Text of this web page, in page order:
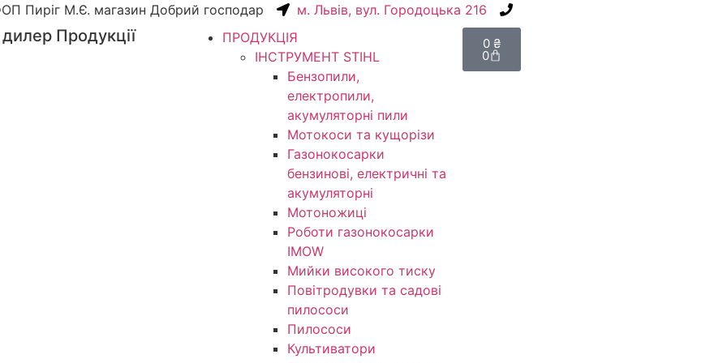
Пиріг М.Є. магазин Добрий господар м. Львів, вул. Городоцька 216
Продукції
ПРОДУКЦІЯ
ІНСТРУМЕНТ STIHL
Бензопили,
електропили,
акумуляторні пили
Мотокоси та кущорізи
Газонокосарки
бензинові, електричні та
акумуляторні
Мотоножиці
Роботи газонокосарки
IMOW
Мийки високого тиску
Повітродувки та садові
пилососи
Пилососи
Культиватори
0 ₴
0